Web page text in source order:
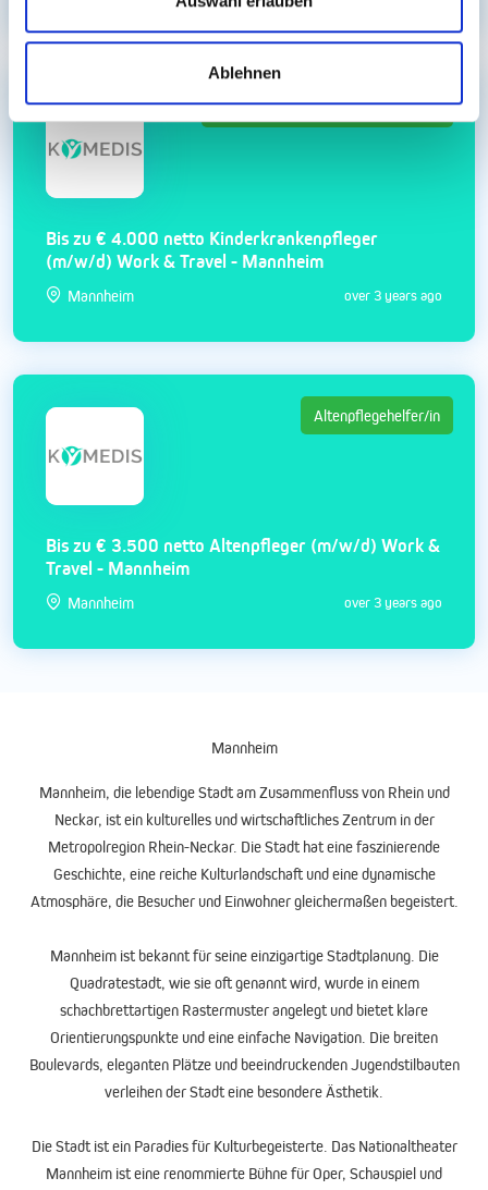
Ablehnen
Gesundheits- und Krankenpfleger/in
Bis zu € 4.000 netto Kinderkrankenpfleger
(m/w/d) Work & Travel - Mannheim
Mannheim over 3 years ago
Altenpflegehelfer/in
Bis zu € 3.500 netto Altenpfleger (m/w/d) Work &
Travel - Mannheim
Mannheim over 3 years ago
Mannheim
Mannheim, die lebendige Stadt am Zusammenfluss von Rhein und
Neckar, ist ein kulturelles und wirtschaftliches Zentrum in der
Metropolregion Rhein-Neckar. Die Stadt hat eine faszinierende
Geschichte, eine reiche Kulturlandschaft und eine dynamische
Atmosphäre, die Besucher und Einwohner gleichermaßen begeistert.
Mannheim ist bekannt für seine einzigartige Stadtplanung. Die
Quadratestadt, wie sie oft genannt wird, wurde in einem
schachbrettartigen Rastermuster angelegt und bietet klare
Orientierungspunkte und eine einfache Navigation. Die breiten
Boulevards, eleganten Plätze und beeindruckenden Jugendstilbauten
verleihen der Stadt eine besondere Ästhetik.
Die Stadt ist ein Paradies für Kulturbegeisterte. Das Nationaltheater
Mannheim ist eine renommierte Bühne für Oper, Schauspiel und